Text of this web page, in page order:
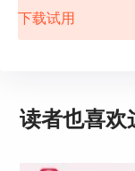
4.点击“处理”后
色。
下载试用
读者也喜欢